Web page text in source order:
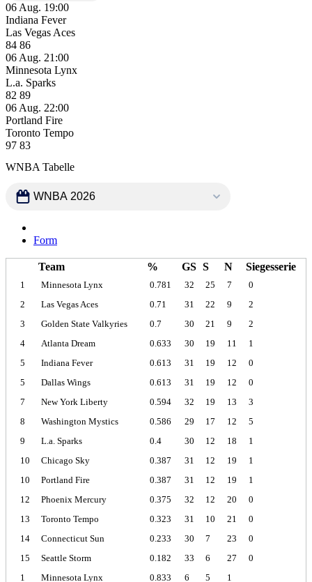
06 Aug. 19:00
Indiana Fever
Las Vegas Aces
84 86
06 Aug. 21:00
Minnesota Lynx
L.a. Sparks
82 89
06 Aug. 22:00
Portland Fire
Toronto Tempo
97 83
WNBA Tabelle
Form
Team % GS S N Siegesserie
1 Minnesota Lynx 0.781 32 25 7
0
2
Las Vegas Aces 0.71 31 22 9
2
3
Golden State Valkyries 0.7 30 21 9
2
4
Atlanta Dream 0.633 30 19 11
1
5
Indiana Fever 0.613 31 19 12
0
5
Dallas Wings 0.613 31 19 12
0
7
New York Liberty 0.594 32 19 13
3
8
Washington Mystics 0.586 29 17 12
5
9
L.a. Sparks 0.4 30 12 18
1
10
Chicago Sky 0.387 31 12 19
1
10
Portland Fire 0.387 31 12 19
1
12
Phoenix Mercury 0.375 32 12 20
0
13
Toronto Tempo 0.323 31 10 21
0
14
Connecticut Sun 0.233 30 7 23
0
15
Seattle Storm 0.182 33 6 27
0
1
Minnesota Lynx 0.833 6 5 1